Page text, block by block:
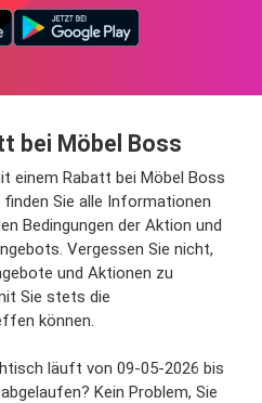
bei Möbel Boss
einem Rabatt bei Möbel Boss
Sie alle Informationen
Bedingungen der Aktion und
Vergessen Sie nicht,
und Aktionen zu
Sie stets die
können.
läuft von 09-05-2026 bis
Kein Problem, Sie